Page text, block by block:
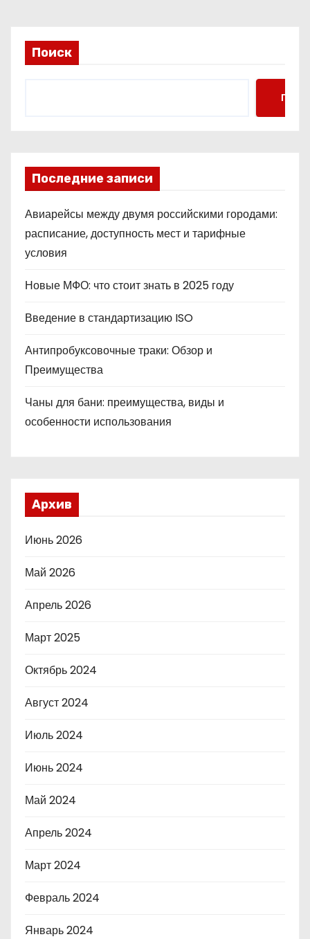
Поиск
Поиск
Последние записи
Авиарейсы между двумя российскими городами:
расписание, доступность мест и тарифные
условия
Новые МФО: что стоит знать в 2025 году
Введение в стандартизацию ISO
Антипробуксовочные траки: Обзор и
Преимущества
Чаны для бани: преимущества, виды и
особенности использования
Архив
Июнь 2026
Май 2026
Апрель 2026
Март 2025
Октябрь 2024
Август 2024
Июль 2024
Июнь 2024
Май 2024
Апрель 2024
Март 2024
Февраль 2024
Январь 2024